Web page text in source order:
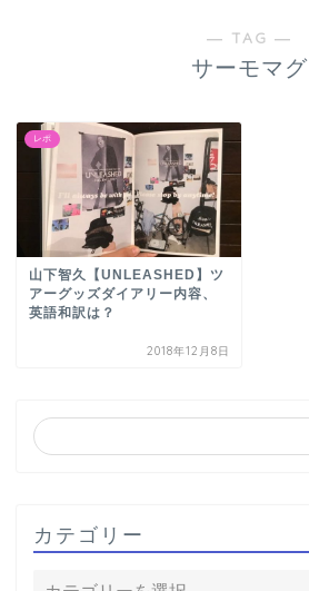
― TAG ―
サーモマグ
レポ
山下智久【UNLEASHED】ツ
アーグッズダイアリー内容、
英語和訳は？
2018年12月8日
カテゴリー